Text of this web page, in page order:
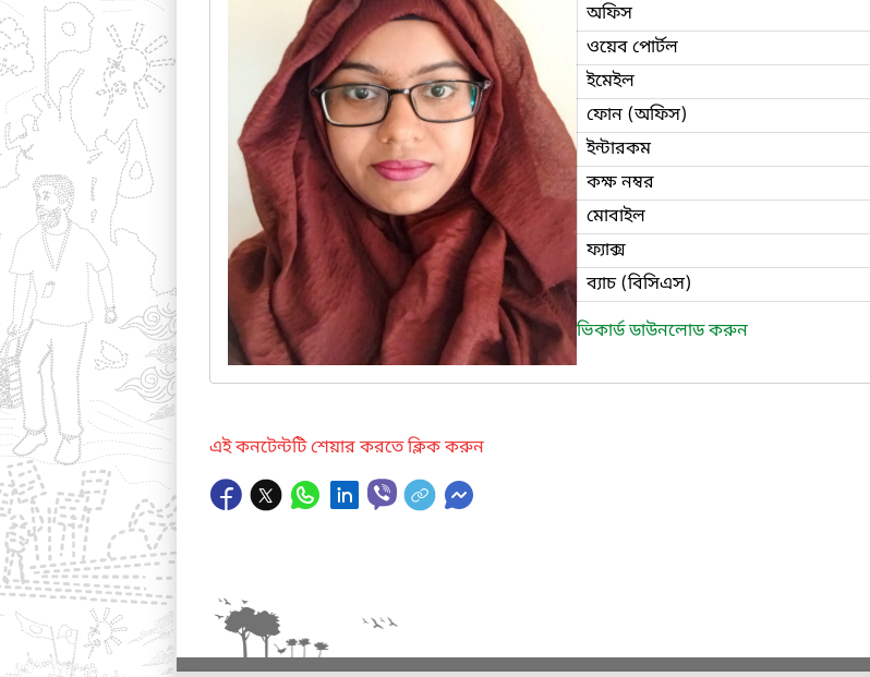
অফিস
ওয়েব পোর্টল
ইমেইল
ফোন (অফিস)
ইন্টারকম
কক্ষ নম্বর
মোবাইল
ফ্যাক্স
ব্যাচ (বিসিএস)
ভিকার্ড ডাউনলোড করুন
এই কনটেন্টটি শেয়ার করতে ক্লিক করুন